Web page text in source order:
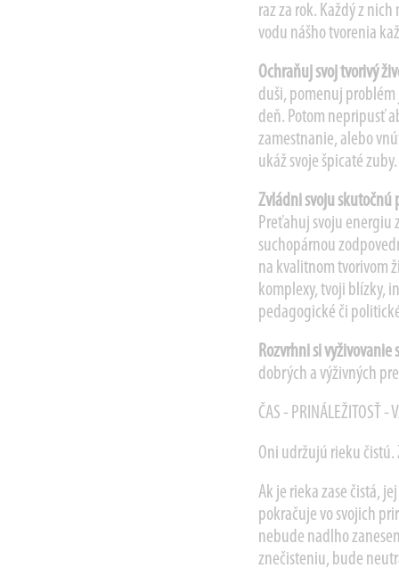
raz za rok. Každý z
vodu nášho tvorenia
Ochraňuj svoj tvorivý
duši, pomenuj problém
deň. Potom nepripusť
zamestnanie, alebo
ukáž svoje špicaté zuby.
Zvládni svoju skutočnú
Preťahuj svoju energiu
suchopárnou
na kvalitnom tvorivom
komplexy, tvoji blízky,
pedagogické či
Rozvrhni si
dobrých a výživných
ČAS - PRINÁLEŽITOSŤ -
Oni udržujú rieku čistú.
Ak je rieka zase čistá,
pokračuje vo svojich
nebude nadlho
znečisteniu, bude